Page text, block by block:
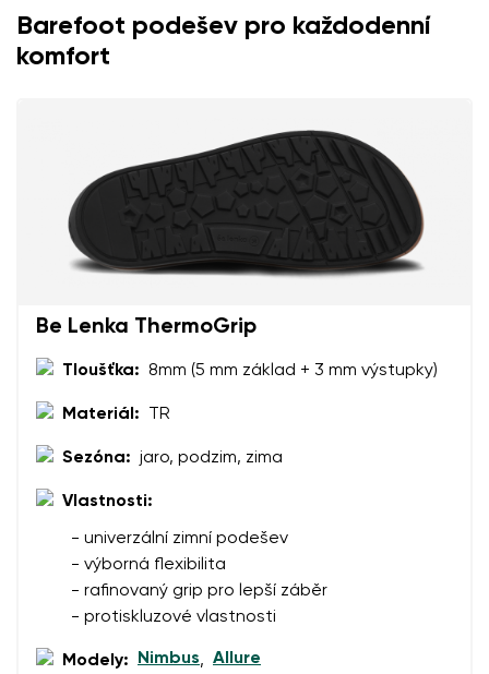
Vyberte zemi dodání
Vyberte jazyk
Barefoot podešev pro každodenní
komfort
Be Lenka ThermoGrip
Tloušťka: 8mm (5 mm základ + 3 mm výstupky)
Materiál: TR
Sezóna: jaro, podzim, zima
Vlastnosti:
- univerzální zimní podešev
- výborná flexibilita
- rafinovaný grip pro lepší záběr
- protiskluzové vlastnosti
Modely: Nimbus, Allure
Váš e-mail
Varianta
Souhlasím se zpracováním zadaných osobních údajů
ve smyslu
těchto podmínek
Vaše jméno Varianta
Textové hodnocení
Souhlasím se zpracováním zadaných osobních údajů
Přidat hodnocení